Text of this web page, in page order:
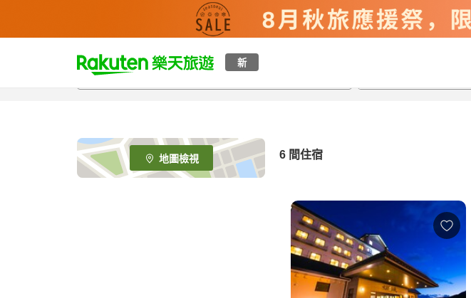
新
t
p
e
_
s
地圖檢視 6 間住宿